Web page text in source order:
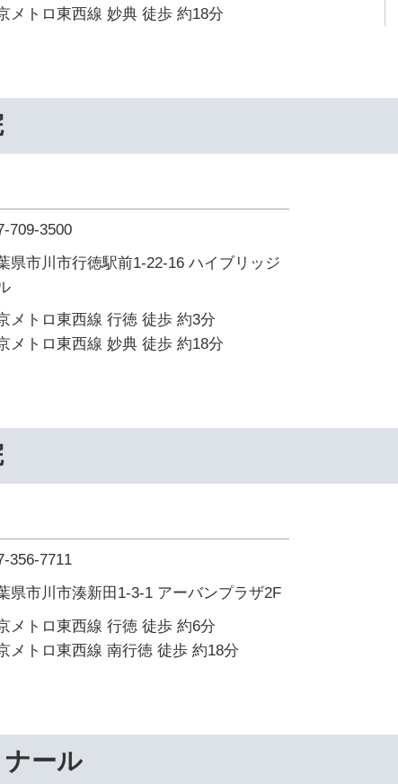
メトロ東西線 妙典 徒歩 約18分
709-3500
県市川市行徳駅前1-22-16 ハイブリッジ
メトロ東西線 行徳 徒歩 約3分
メトロ東西線 妙典 徒歩 約18分
356-7711
県市川市湊新田1-3-1 アーバンプラザ2F
メトロ東西線 行徳 徒歩 約6分
メトロ東西線 南行徳 徒歩 約18分
ール